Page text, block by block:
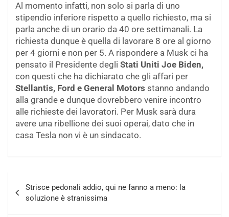
Al momento infatti, non solo si parla di uno
stipendio inferiore rispetto a quello richiesto, ma si
parla anche di un orario da 40 ore settimanali. La
richiesta dunque è quella di lavorare 8 ore al giorno
per 4 giorni e non per 5. A rispondere a Musk ci ha
pensato il Presidente degli Stati Uniti Joe Biden,
con questi che ha dichiarato che gli affari per
Stellantis, Ford e General Motors stanno andando
alla grande e dunque dovrebbero venire incontro
alle richieste dei lavoratori. Per Musk sarà dura
avere una ribellione dei suoi operai, dato che in
casa Tesla non vi è un sindacato.
articoli
Strisce pedonali addio, qui ne fanno a meno: la
soluzione è stranissima